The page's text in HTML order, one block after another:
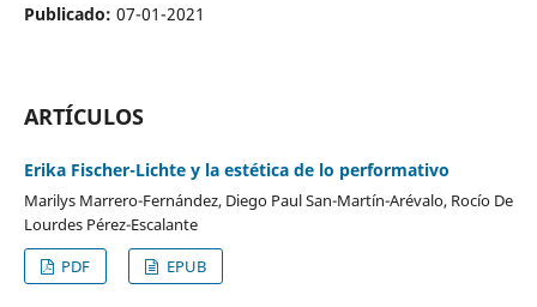
Publicado: 07-01-2021
ARTÍCULOS
Erika Fischer-Lichte y la estética de lo performativo
Marilys Marrero-Fernández, Diego Paul San-Martín-Arévalo, Rocío De
Lourdes Pérez-Escalante
PDF
EPUB